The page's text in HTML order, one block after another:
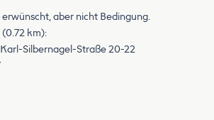
erwünscht, aber nicht Bedingung.
km):
Silbernagel-Straße 20-22